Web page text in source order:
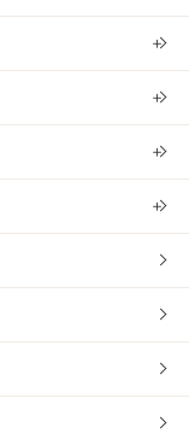
＋
＋
＋
＋